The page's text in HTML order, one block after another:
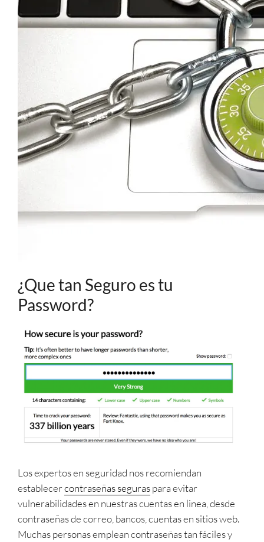
¿Que tan Seguro es tu
Password?
Los expertos en seguridad nos recomiendan
establecercontraseñas seguraspara evitar
vulnerabilidades en nuestras cuentas en linea, desde
contraseñas de correo, bancos, cuentas en sitios web.
Muchas personas emplean contraseñas tan fáciles y